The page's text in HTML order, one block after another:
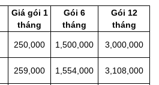
Giá gói 1
tháng
Gói 6
tháng
Gói 12
tháng
250,000 1,500,000 3,000,000
259,000 1,554,000 3,108,000